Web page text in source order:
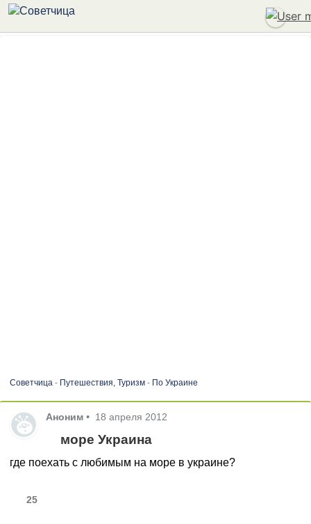
Советчица- Путешествия, Туризм- По Украине
Аноним • 18 апреля 2012
море Украина
где поехать с любимым на море в украине?
25